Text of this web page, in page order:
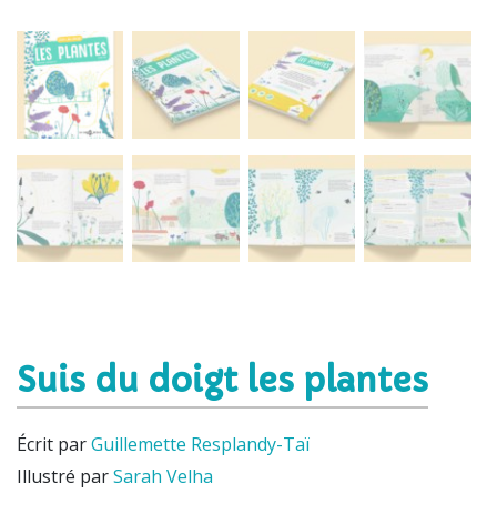
Suis du doigt les plantes
Écrit parGuillemette Resplandy-Taï
Illustré parSarah Velha